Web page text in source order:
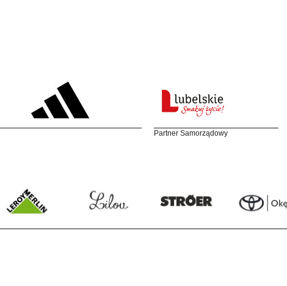
Partner Samorządowy